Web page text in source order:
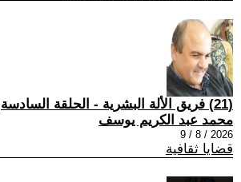
(21) فريق الألة البشرية - الحلقة السادسة
محمد عبد الكريم يوسف
2026 / 8 / 9
قضايا ثقافية